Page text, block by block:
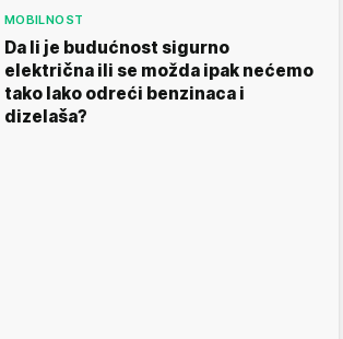
MOBILNOST
Da li je budućnost sigurno
električna ili se možda ipak nećemo
tako lako odreći benzinaca i
dizelaša?